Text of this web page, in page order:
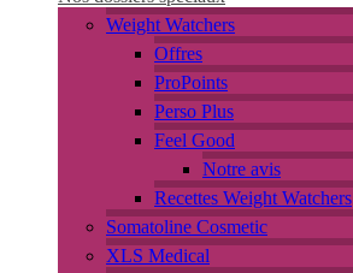
Weight Watchers
Offres
ProPoints
Perso Plus
Feel Good
Notre avis
Recettes Weight Watchers
Somatoline Cosmetic
XLS Medical